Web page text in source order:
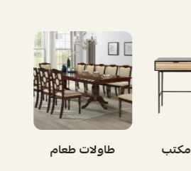
طاولات مكتب